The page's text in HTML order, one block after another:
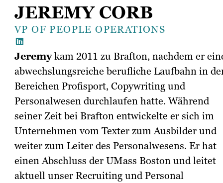
JEREMY CORB
VP OF PEOPLE OPERATIONS
Jeremykam 2011 zu Brafton, nachdem er
abwechslungsreiche berufliche Laufbahn in
Bereichen Profisport, Copywriting und
Personalwesen durchlaufen hatte. Während
seiner Zeit bei Brafton entwickelte er sich im
Unternehmen vom Texter zum Ausbilder und
weiter zum Leiter des Personalwesens. Er hat
einen Abschluss der UMass Boston und leitet
aktuell unser Recruiting und Personal